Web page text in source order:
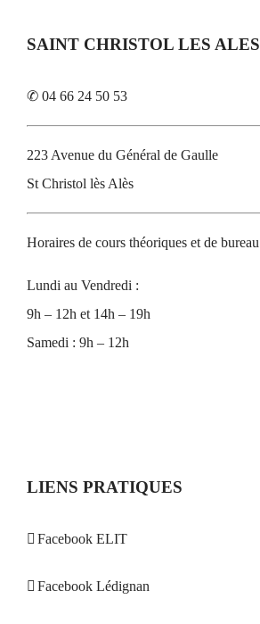
SAINT CHRISTOL LES ALES
✆ 04 66 24 50 53
223 Avenue du Général de Gaulle
St Christol lès Alès
Horaires de cours théoriques et de bureau
Lundi au Vendredi :
9h – 12h et 14h – 19h
Samedi : 9h – 12h
LIENS PRATIQUES
Facebook ELIT
Facebook Lédignan